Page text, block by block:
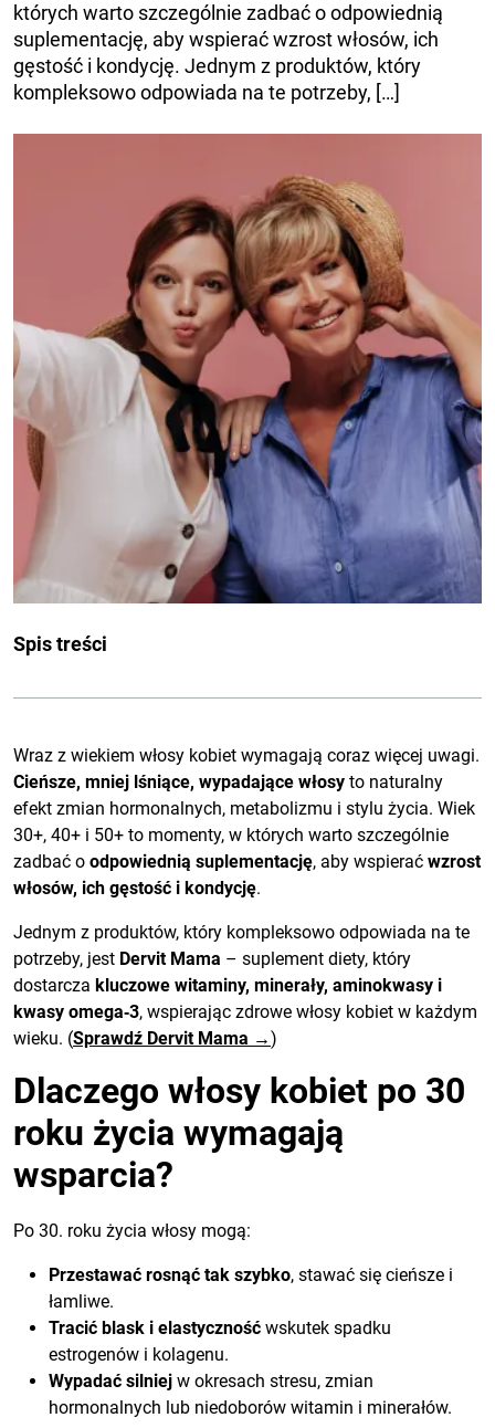
których warto szczególnie zadbać o odpowiednią
suplementację, aby wspierać wzrost włosów, ich
gęstość i kondycję. Jednym z produktów, który
kompleksowo odpowiada na te potrzeby, […]
Spis treści
Wraz z wiekiem włosy kobiet wymagają coraz więcej uwagi.
Cieńsze, mniej lśniące, wypadające włosy to naturalny
efekt zmian hormonalnych, metabolizmu i stylu życia. Wiek
30+, 40+ i 50+ to momenty, w których warto szczególnie
zadbać o odpowiednią suplementację, aby wspierać wzrost
włosów, ich gęstość i kondycję.
Jednym z produktów, który kompleksowo odpowiada na te
potrzeby, jest Dervit Mama – suplement diety, który
dostarcza kluczowe witaminy, minerały, aminokwasy i
kwasy omega‑3, wspierając zdrowe włosy kobiet w każdym
wieku. (Sprawdź Dervit Mama →)
Dlaczego włosy kobiet po 30
roku życia wymagają
wsparcia?
Po 30. roku życia włosy mogą:
Przestawać rosnąć tak szybko, stawać się cieńsze i
łamliwe.
Tracić blask i elastyczność wskutek spadku
estrogenów i kolagenu.
Wypadać silniej w okresach stresu, zmian
hormonalnych lub niedoborów witamin i minerałów.